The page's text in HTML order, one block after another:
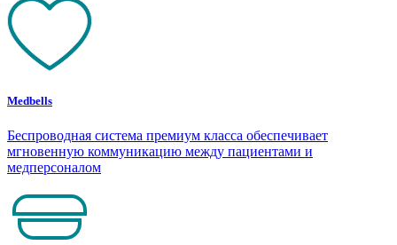
Medbells
Беспроводная система премиум класса обеспечивает
мгновенную коммуникацию между пациентами и
медперсоналом